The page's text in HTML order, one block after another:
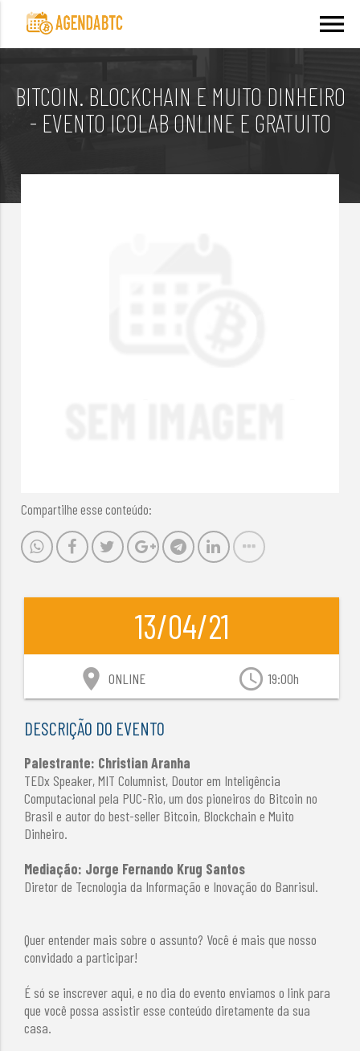
menu
BITCOIN. BLOCKCHAIN E MUITO DINHEIRO
- EVENTO ICOLAB ONLINE E GRATUITO
Compartilhe esse conteúdo:
13/04/21
access_time 19:00h
location_on ONLINE
DESCRIÇÃO DO EVENTO
Palestrante: Christian Aranha
TEDx Speaker, MIT Columnist, Doutor em Inteligência
Computacional pela PUC-Rio, um dos pioneiros do Bitcoin no
Brasil e autor do best-seller Bitcoin, Blockchain e Muito
Dinheiro.
Mediação: Jorge Fernando Krug Santos
Diretor de Tecnologia da Informação e Inovação do Banrisul.
Quer entender mais sobre o assunto? Você é mais que nosso
convidado a participar!
É só se inscrever aqui, e no dia do evento enviamos o link para
que você possa assistir esse conteúdo diretamente da sua
casa.